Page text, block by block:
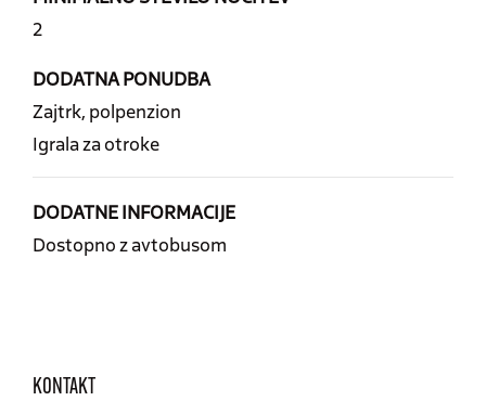
2
DODATNA PONUDBA
Zajtrk, polpenzion
Igrala za otroke
DODATNE INFORMACIJE
Dostopno z avtobusom
KONTAKT